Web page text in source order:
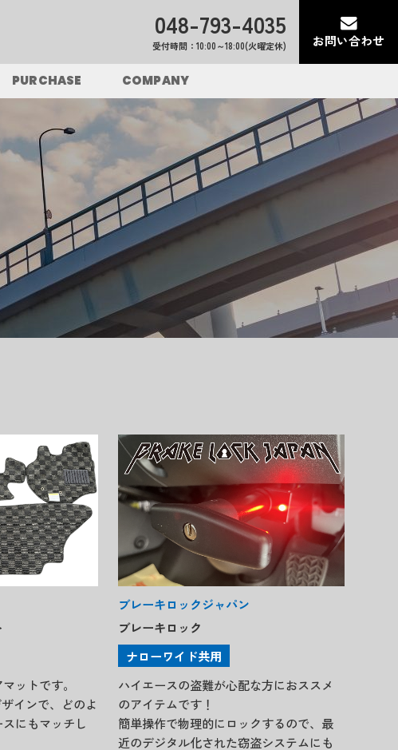
048-793-4035
受付時間：10:00～18:00(火曜定休) お問い合わせ
PURCHASE COMPANY
ットです。
インで、どのよ
にもマッチし
ブレーキロックジャパン
ブレーキロック
ナローワイド共用
ハイエースの盗難が心配な方におススメ
のアイテムです！
簡単操作で物理的にロックするので、最
近のデジタル化された窃盗システムにも